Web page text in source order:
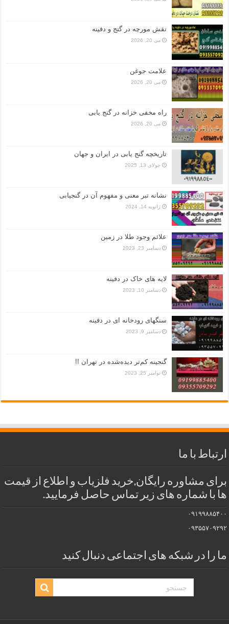
نقش مورچه در گنج و دفینه
می 20, 2026
علامت جوغن
می 20, 2026
راه مخفی خزانه در گنج یابی
می 20, 2026
تاریخچه گنج‌ یابی در ایران و جهان
جولای 13, 2025
نشانه تبر معنی و مفهوم آن در گنجیابی
ژانویه 14, 2024
علائم وجود طلا در زمین
دسامبر 23, 2023
لایه های خاک در دفینه
دسامبر 10, 2023
سنگهای رودخانه ای در دفینه
دسامبر 9, 2023
گنجینه کم‌تر دیده‌شده در تهران !!
نوامبر 25, 2023
ارتباط با ما
برای مشاوره رایگان,خرید فلزیاب و اطلاع از قیمت
ها با شماره های زیر تماس حاصل فرمایید.
۰۹۱۹۹۸۸۵۴۰۰
۰۹۳۵۵۷۰۹۲۹۲
ما را در شبکه های اجتماعی دنبال کنید